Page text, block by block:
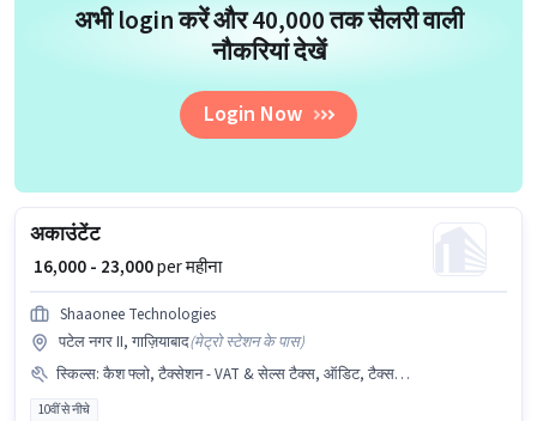
अभी login करें और ₹40,000 तक सैलरी वाली
नौकरियां देखें
Login Now
अकाउंटेंट
₹ 16,000 - 23,000per महीना
Shaaonee Technologies
पटेल नगर II, गाज़ियाबाद(मेट्रो स्टेशन के पास)
स्किल्स: कैश फ्लो, टैक्सेशन - VAT & सेल्स टैक्स, ऑडिट, टैक्स रिटर्न्स, आधार कार्ड, TDS, बैंक अकाउंट, Tally, बुक कीपिंग, बैलेंस शीट, PAN कार्ड, GST
10वीं से नीचे